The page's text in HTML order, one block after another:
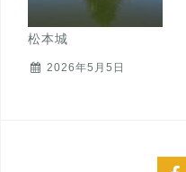
松本城
2026年5月5日